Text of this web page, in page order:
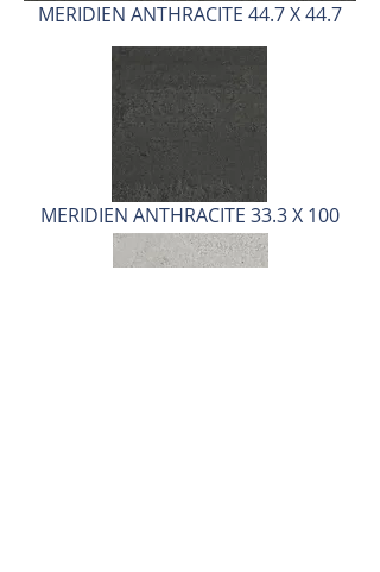
MERIDIEN ANTHRACITE 44.7 X 44.7
MERIDIEN ANTHRACITE 33.3 X 100